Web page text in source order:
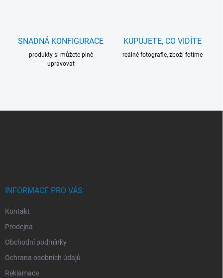
SNADNÁ KONFIGURACE
produkty si můžete plně
upravovat
KUPUJETE, CO VIDÍTE
reálné fotografie, zboží fotíme
INFORMACE PRO VÁS
Kontakt
Prodejna
Obchodní podmínky
Ochrana osobních údajů
Reklamace